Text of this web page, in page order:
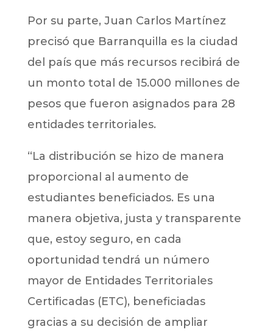
Por su parte, Juan Carlos Martínez
precisó que Barranquilla es la ciudad
del país que más recursos recibirá de
un monto total de 15.000 millones de
pesos que fueron asignados para 28
entidades territoriales.
“La distribución se hizo de manera
proporcional al aumento de
estudiantes beneficiados. Es una
manera objetiva, justa y transparente
que, estoy seguro, en cada
oportunidad tendrá un número
mayor de Entidades Territoriales
Certificadas (ETC), beneficiadas
gracias a su decisión de ampliar